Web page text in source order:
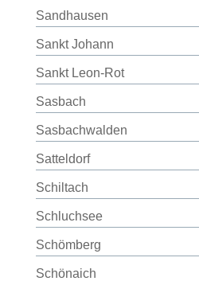
Sandhausen
Sankt Johann
Sankt Leon-Rot
Sasbach
Sasbachwalden
Satteldorf
Schiltach
Schluchsee
Schömberg
Schönaich